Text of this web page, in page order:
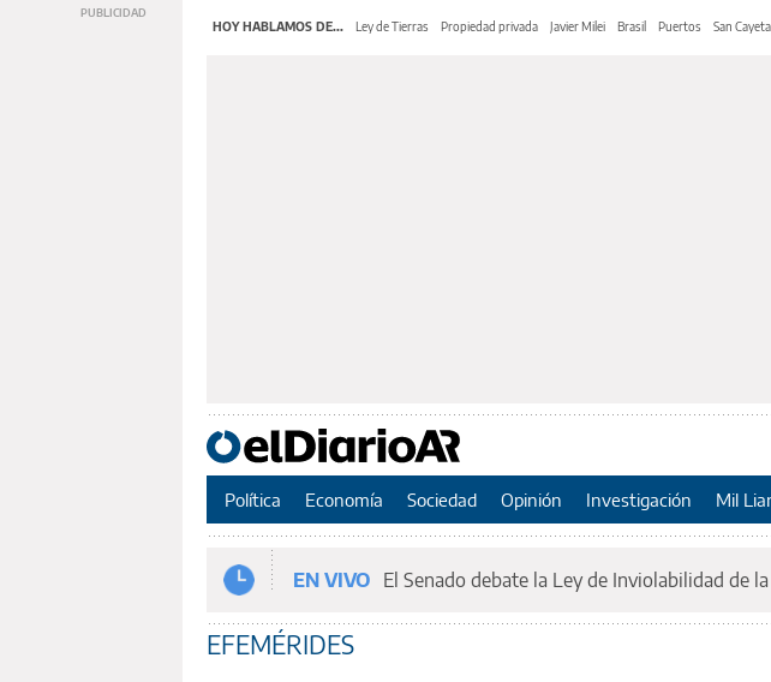
HOY HABLAMOS DE... Ley de Tierras Propiedad privada Javier Milei Brasil Puertos San
Política Economía Sociedad Opinión Investigación Mil
EN VIVO El Senado debate la Ley de Inviolabilidad de
EFEMÉRIDES